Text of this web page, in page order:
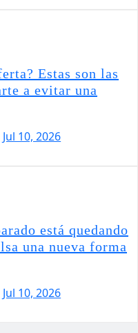
Estas son las
a evitar una
Jul 10, 2026
está quedando
una nueva forma
Jul 10, 2026